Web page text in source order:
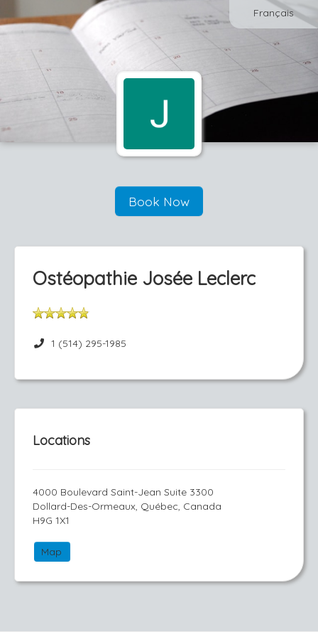
Français
Book Now
Ostéopathie Josée Leclerc
1 (514) 295-1985
Locations
4000 Boulevard Saint-Jean Suite 3300
Dollard-Des-Ormeaux, Québec, Canada
H9G 1X1
Map